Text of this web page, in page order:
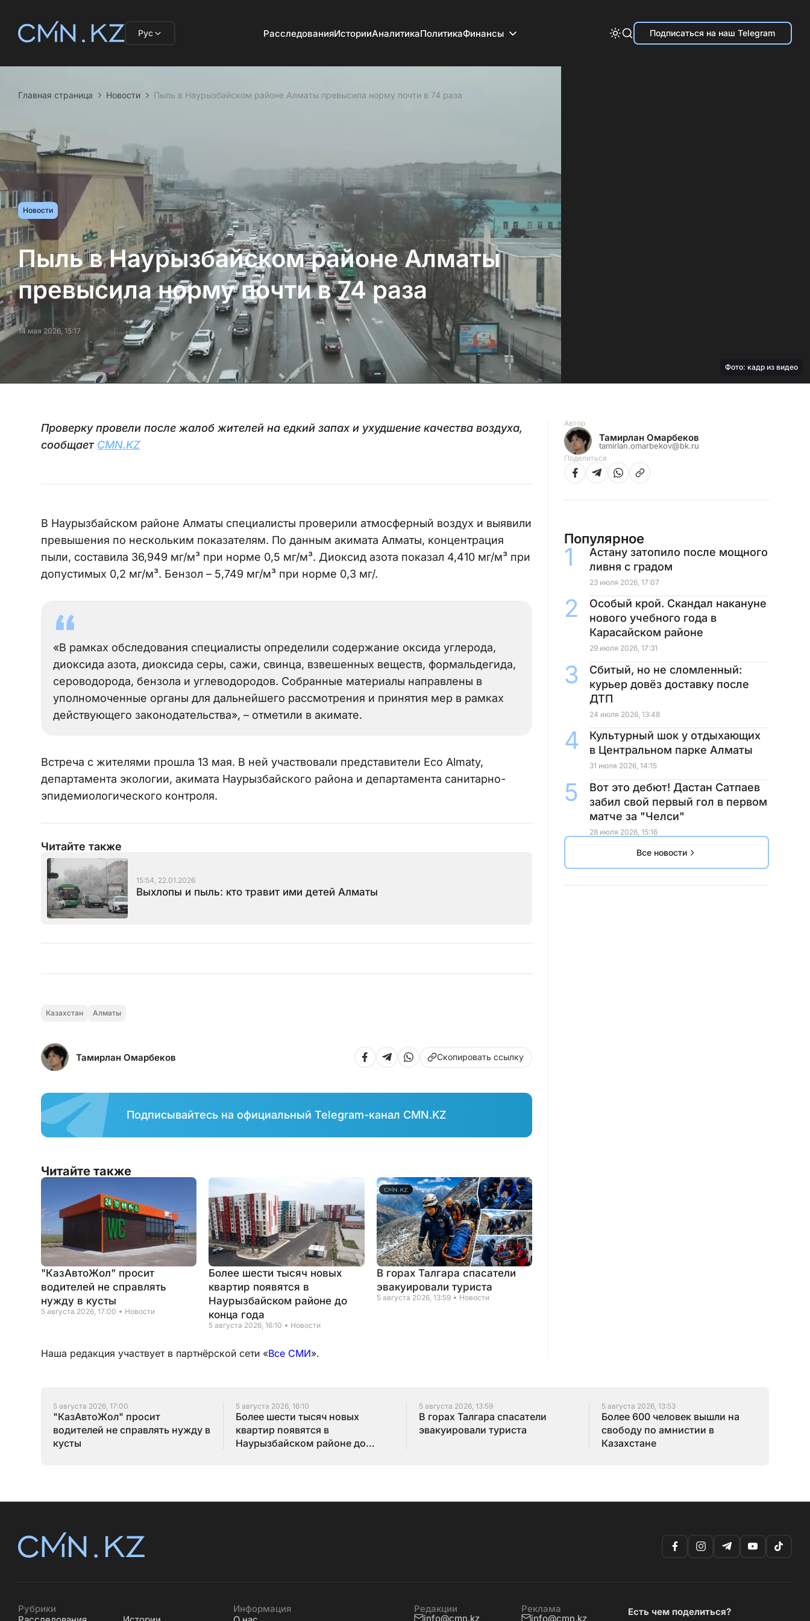
Рус РасследованияИсторииАналитикаПолитикаФинансы Подписаться на наш Telegram
Главная страница Новости Пыль в Наурызбайском районе Алматы превысила норму почти в 74 раза
Новости
Пыль в Наурызбайском районе Алматы
превысила норму почти в 74 раза
14 мая 2026, 15:17
Фото: кадр из видео
Проверку провели после жалоб жителей на едкий запах и ухудшение качества воздуха,
сообщает CMN.KZ
В Наурызбайском районе Алматы специалисты проверили атмосферный воздух и выявили
превышения по нескольким показателям. По данным акимата Алматы, концентрация
пыли, составила 36,949 мг/м³ при норме 0,5 мг/м³. Диоксид азота показал 4,410 мг/м³ при
допустимых 0,2 мг/м³. Бензол – 5,749 мг/м³ при норме 0,3 мг/.
«В рамках обследования специалисты определили содержание оксида углерода,
диоксида азота, диоксида серы, сажи, свинца, взвешенных веществ, формальдегида,
сероводорода, бензола и углеводородов. Собранные материалы направлены в
уполномоченные органы для дальнейшего рассмотрения и принятия мер в рамках
действующего законодательства», – отметили в акимате.
Встреча с жителями прошла 13 мая. В ней участвовали представители Eco Almaty,
департамента экологии, акимата Наурызбайского района и департамента санитарно-
эпидемиологического контроля.
Читайте также
15:54, 22.01.2026
Выхлопы и пыль: кто травит ими детей Алматы
Казахстан Алматы
Тамирлан Омарбеков Скопировать ссылку
Подписывайтесь на официальный Telegram-канал CMN.KZ
Читайте также
"КазАвтоЖол" просит
водителей не справлять
нужду в кусты
5 августа 2026, 17:00 Новости
Более шести тысяч новых
квартир появятся в
Наурызбайском районе до
конца года
5 августа 2026, 16:10 Новости
В горах Талгара спасатели
эвакуировали туриста
5 августа 2026, 13:59 Новости
Наша редакция участвует в партнёрской сети «Все СМИ».
Автор
Тамирлан Омарбеков
tamirlan.omarbekov@bk.ru
Поделиться
Популярное
Астану затопило после мощного
ливня с градом
23 июля 2026, 17:07
Особый крой. Скандал накануне
нового учебного года в
Карасайском районе
29 июля 2026, 17:31
Сбитый, но не сломленный:
курьер довёз доставку после
ДТП
24 июля 2026, 13:48
Культурный шок у отдыхающих
в Центральном парке Алматы
31 июля 2026, 14:15
Вот это дебют! Дастан Сатпаев
забил свой первый гол в первом
матче за "Челси"
28 июля 2026, 15:16
Все новости
5 августа 2026, 17:00
"КазАвтоЖол" просит
водителей не справлять нужду в
кусты
5 августа 2026, 16:10
Более шести тысяч новых
квартир появятся в
Наурызбайском районе до
5 августа 2026, 13:59
В горах Талгара спасатели
эвакуировали туриста
5 августа 2026, 13:53
Более 600 человек вышли на
свободу по амнистии в
Казахстане
Рубрики
Информация
Редакции
info@cmn.kz
Реклама
info@cmn.kz
Есть чем поделиться?